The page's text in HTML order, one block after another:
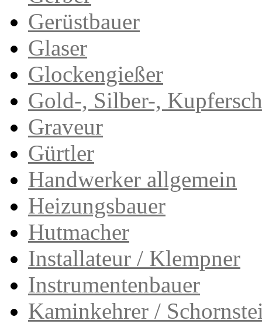
Gerüstbauer
Glaser
Glockengießer
Gold-, Silber-,
Graveur
Gürtler
Handwerker allgemein
Heizungsbauer
Hutmacher
Installateur / Klempner
Instrumentenbauer
Kaminkehrer /